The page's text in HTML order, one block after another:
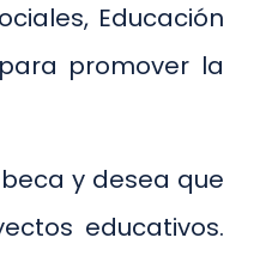
Educación
promover la
y desea que
educativos.